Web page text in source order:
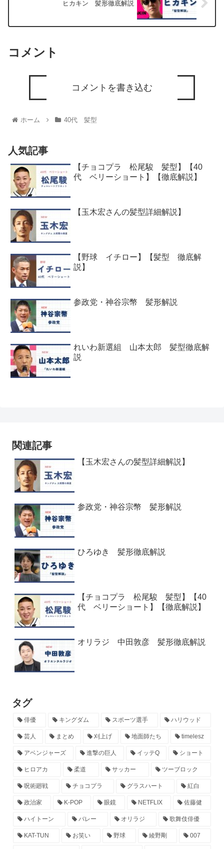
ヒカキン 髪形徹底解説
コメント
コメントを書き込む
ホーム 40代 髪型
人気記事
【チョコプラ 松尾駿 髪型】【40
代 ベリーショート】【徹底解説】
【玉木宏さんの髪型詳細解説】
【野球 イチロー】【髪型 徹底解
説】
参政党・神谷宗幣 髪形解説
れいわ新選組 山本太郎 髪型徹底解
説
関連記事
【玉木宏さんの髪型詳細解説】
参政党・神谷宗幣 髪形解説
ひろゆき 髪形徹底解説
【チョコプラ 松尾駿 髪型】【40
代 ベリーショート】【徹底解説】
オリラジ 中田敦彦 髪形徹底解説
タグ
俳優 キングダム スポーツ選手 ハリウッド
芸人 まとめ 刈上げ 地面師たち timelesz
アベンジャーズ 進撃の巨人 イッテQ ショート
ヒロアカ 柔道 サッカー ツーブロック
呪術廻戦 チョコプラ グラスハート 紅白
政治家 K-POP 眼鏡 NETFLIX 佐藤健
ハイトーン バレー オリラジ 歌舞伎俳優
KAT-TUN お笑い 野球 綾野剛 007